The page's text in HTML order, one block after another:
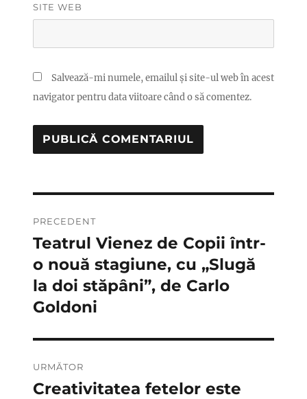
SITE WEB
Salvează-mi numele, emailul și site-ul web în acest
navigator pentru data viitoare când o să comentez.
în
articole
PRECEDENT
Articolul
anterior:
Teatrul Vienez de Copii într-
o nouă stagiune, cu „Slugă
la doi stăpâni”, de Carlo
Goldoni
URMĂTOR
Articolul
Creativitatea fetelor este